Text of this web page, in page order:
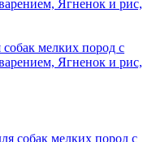
мелких пород с
Ягненок и рис,